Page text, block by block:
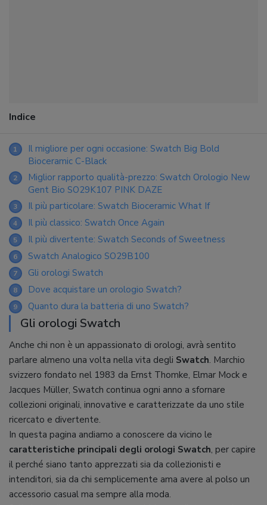
Indice
1
Il migliore per ogni occasione: Swatch Big Bold
Bioceramic C-Black
2
Miglior rapporto qualità-prezzo: Swatch Orologio New
Gent Bio SO29K107 PINK DAZE
3 Il più particolare: Swatch Bioceramic What If
4 Il più classico: Swatch Once Again
5 Il più divertente: Swatch Seconds of Sweetness
6 Swatch Analogico SO29B100
7 Gli orologi Swatch
8 Dove acquistare un orologio Swatch?
9 Quanto dura la batteria di uno Swatch?
Gli orologi Swatch
Anche chi non è un appassionato di orologi, avrà sentito
parlare almeno una volta nella vita degli Swatch. Marchio
svizzero fondato nel 1983 da Ernst Thomke, Elmar Mock e
Jacques Müller, Swatch continua ogni anno a sfornare
collezioni originali, innovative e caratterizzate da uno stile
ricercato e divertente.
In questa pagina andiamo a conoscere da vicino le
caratteristiche principali degli orologi Swatch, per capire
il perché siano tanto apprezzati sia da collezionisti e
intenditori, sia da chi semplicemente ama avere al polso un
accessorio casual ma sempre alla moda.